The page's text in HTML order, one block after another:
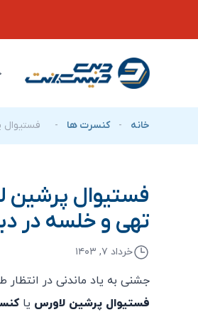
خانه - کنسرت ها - فستیوال
فستیوال پرشین
تهی و خلسه در
خرداد ۷, ۱۴۰۳
جشنی به یاد ماندنی در
فستیوال پرشین لاورس یا